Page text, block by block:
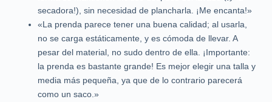
secadora!), sin necesidad de plancharla. ¡Me encanta!»
«La prenda parece tener una buena calidad; al usarla,
no se carga estáticamente, y es cómoda de llevar. A
pesar del material, no sudo dentro de ella. ¡Importante:
la prenda es bastante grande! Es mejor elegir una talla y
media más pequeña, ya que de lo contrario parecerá
como un saco.»